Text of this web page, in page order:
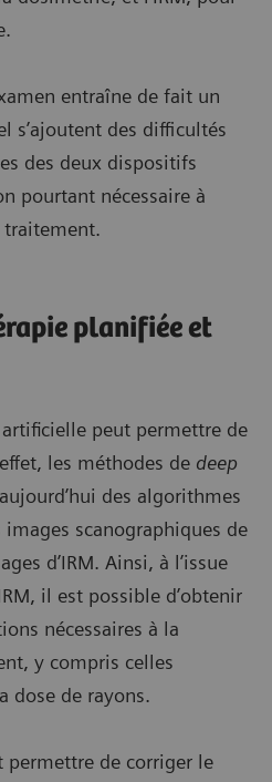
entraîne de fait un
s’ajoutent des difficultés
des deux dispositifs
pourtant nécessaire à
traitement.
planifiée et
peut permettre de
les méthodes de deep
des algorithmes
images scanographiques de
d’IRM. Ainsi, à l’issue
il est possible d’obtenir
nécessaires à la
y compris celles
dose de rayons.
permettre de corriger le